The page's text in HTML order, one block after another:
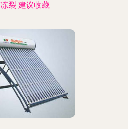
冻裂 建议收藏